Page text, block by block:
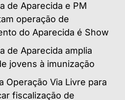
de Aparecida e PM
operação de
do Aparecida é Show
de Aparecida amplia
jovens à imunização
Operação Via Livre para
fiscalização de